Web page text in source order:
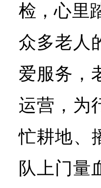
检，心里
众多老人
爱服务，
运营，为
忙耕地、
队上门量